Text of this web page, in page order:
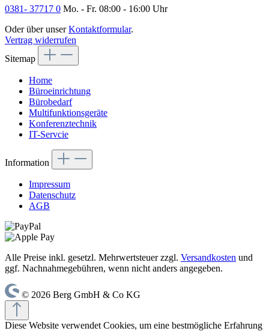
0381- 37717 0 Mo. - Fr. 08:00 - 16:00 Uhr
Oder über unserKontaktformular.
Vertrag widerrufen
Sitemap
Home
Büroeinrichtung
Bürobedarf
Multifunktionsgeräte
Konferenztechnik
IT-Servcie
Information
Impressum
Datenschutz
AGB
Alle Preise inkl. gesetzl. Mehrwertsteuer zzgl. Versandkosten und
ggf. Nachnahmegebühren, wenn nicht anders angegeben.
© 2026 Berg GmbH & Co KG
Diese Website verwendet Cookies, um eine bestmögliche Erfahrung